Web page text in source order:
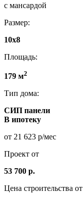
с мансардой
Размер:
10х8
Площадь:
179 м2
Тип дома:
СИП панели
В ипотеку
от 21 623 р/мес
Проект от
53 700 р.
Цена строительства от